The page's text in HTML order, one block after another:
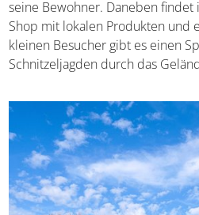
seine Bewohner. Daneben findet
Shop mit lokalen Produkten und
kleinen Besucher gibt es einen
Schnitzeljagden durch das